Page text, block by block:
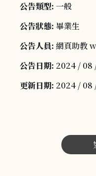
公告類型: 一般
公告狀態: 畢業生
公告人員: 網頁助教
公告日期: 2024 / 08
更新日期: 2024 / 08